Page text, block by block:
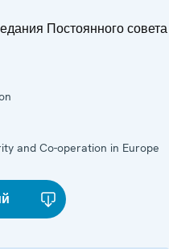
Постоянного совета
and Co-operation in Europe